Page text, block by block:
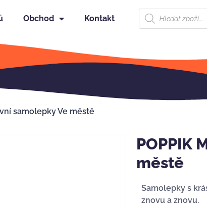
Obchod Kontakt
samolepky Ve městě
POPPIK
městě
Samolepky s
znovu a znovu.